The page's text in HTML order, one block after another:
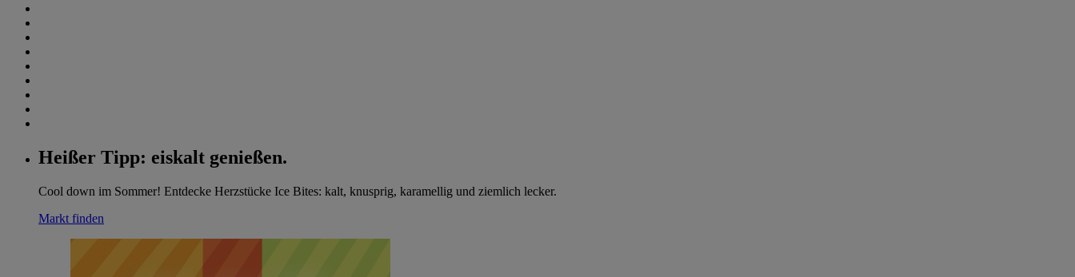
Heißer Tipp: eiskalt genießen.
Cool down im Sommer! Entdecke Herzstücke Ice Bites: kalt, knusprig, karamellig und ziemlich lecker.
Markt finden